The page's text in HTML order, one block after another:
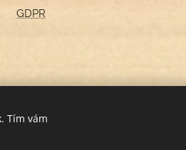
GDPR
Tím vám